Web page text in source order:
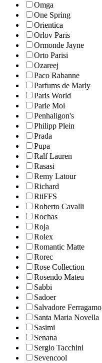
Omga
One Spring
Orientica
Orlov Paris
Ormonde Jayne
Orto Parisi
Ozareej
Paco Rabanne
Parfums de Marly
Paris World
Parle Moi
Penhaligon's
Philipp Plein
Prada
Pupa
Ralf Lauren
Rasasi
Remy Latour
Richard
RiiFFS
Roberto Cavalli
Rochas
Roja
Rolex
Romantic Matte
Rorec
Rose Collection
Rosendo Mateu
Sabbi
Sadoer
Salvadore Ferragamo
Santa Maria Novella
Sasimi
Senana
Sergio Tacchini
Sevencool